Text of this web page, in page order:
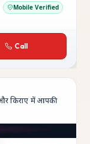
Mobile Verified
Call
और किराए में आपकी